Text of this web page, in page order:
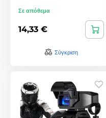
Σε απόθεμα
14,33 €
Σύγκριση